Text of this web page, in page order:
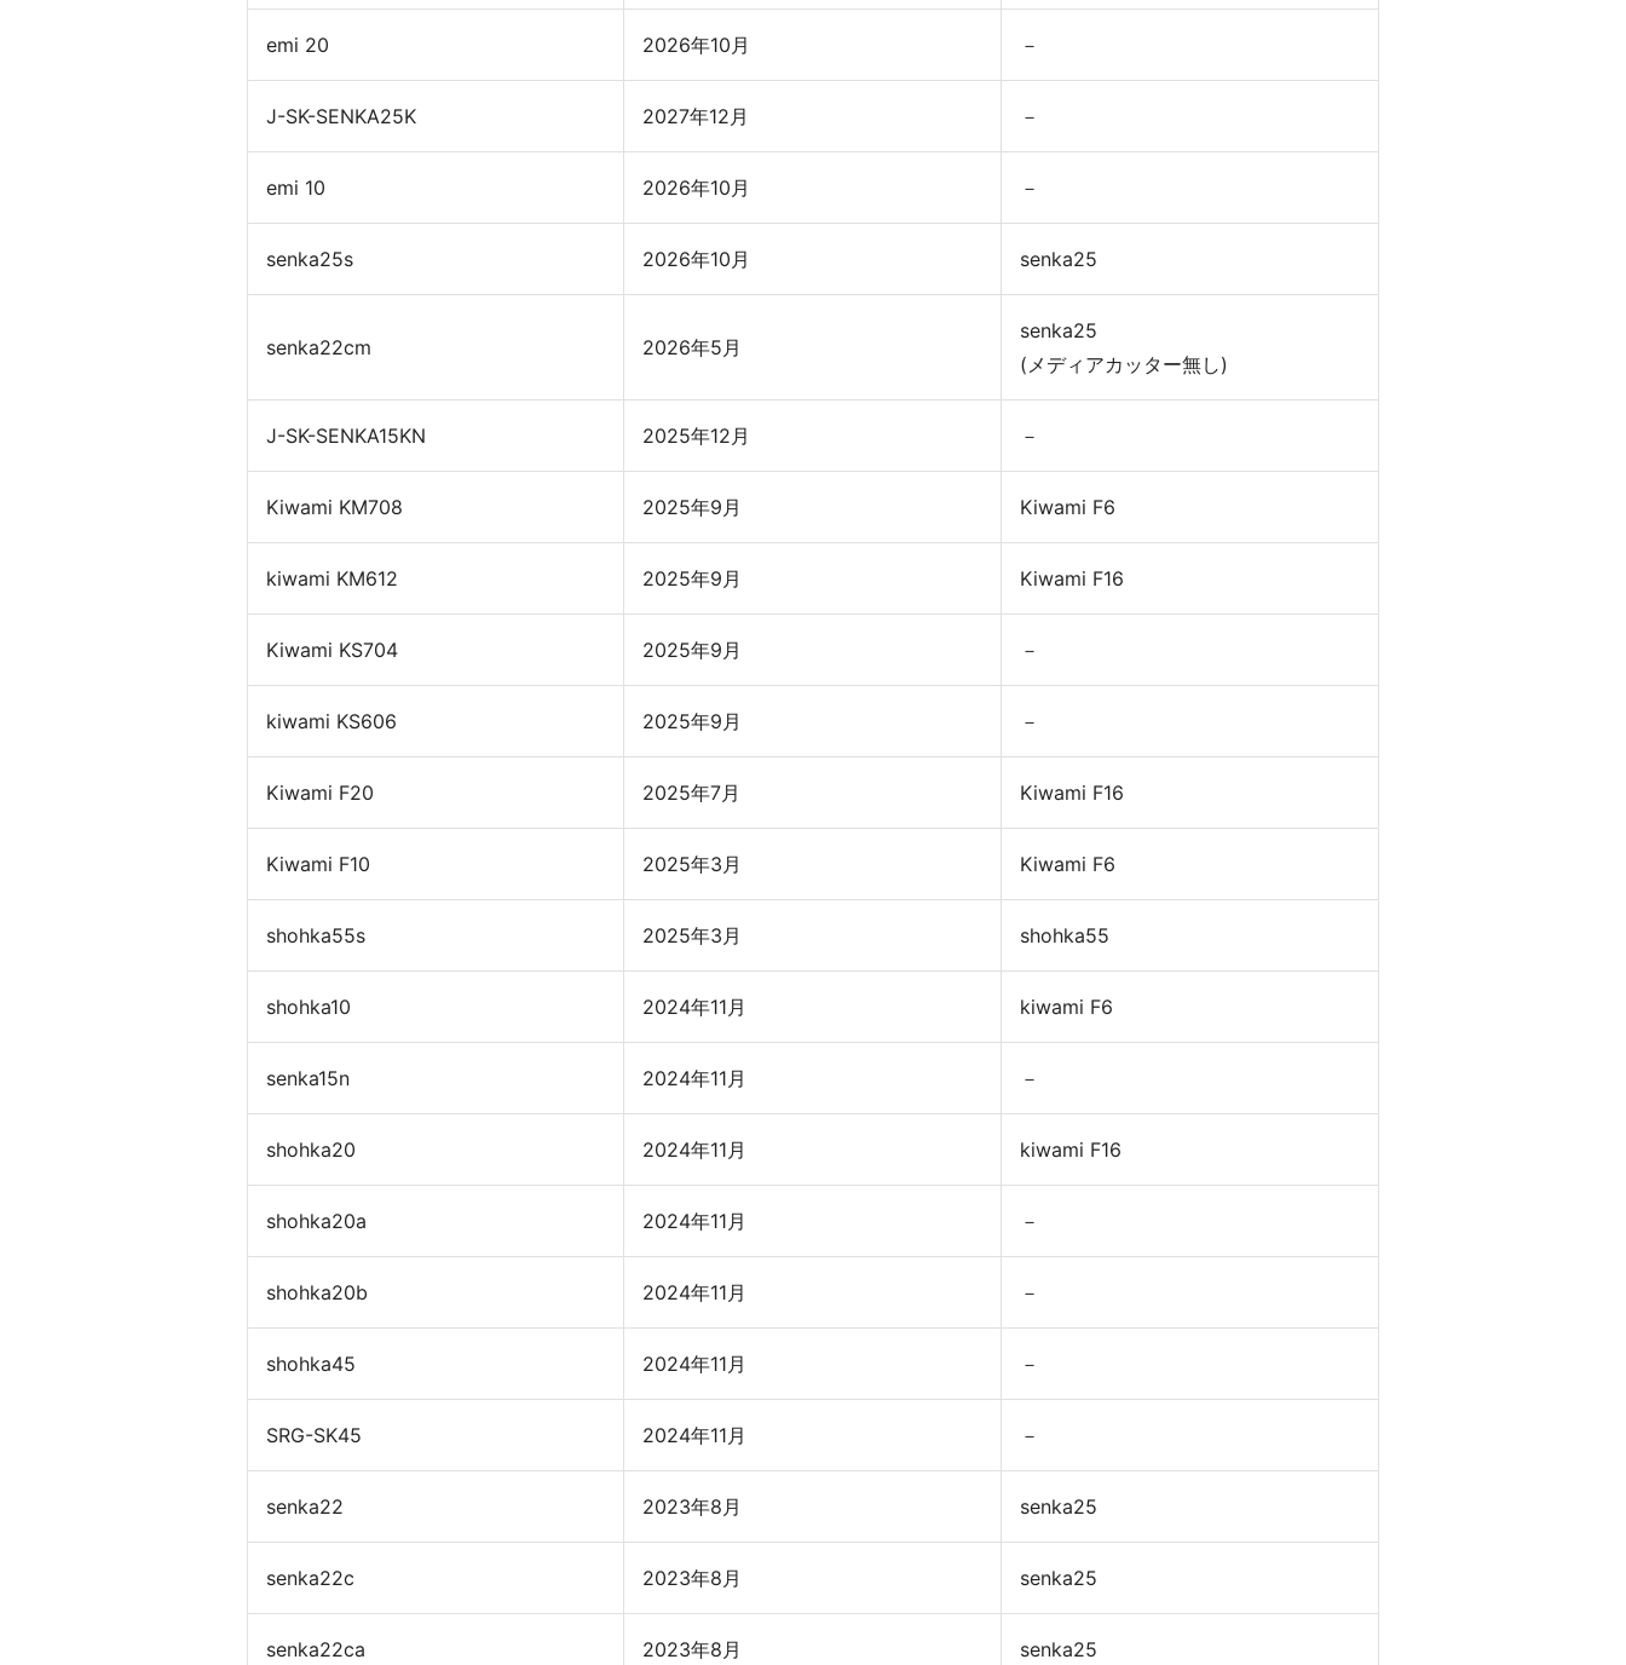
emi 20 2026年10月 －
J-SK-SENKA25K 2027年12月 －
emi 10 2026年10月 －
senka25s 2026年10月 senka25
senka22cm 2026年5月
senka25
(メディアカッター無し)
J-SK-SENKA15KN 2025年12月 －
Kiwami KM708 2025年9月 Kiwami F6
kiwami KM612 2025年9月 Kiwami F16
Kiwami KS704 2025年9月 －
kiwami KS606 2025年9月 －
Kiwami F20 2025年7月 Kiwami F16
Kiwami F10 2025年3月 Kiwami F6
shohka55s 2025年3月 shohka55
shohka10 2024年11月 kiwami F6
senka15n 2024年11月 －
shohka20 2024年11月 kiwami F16
shohka20a 2024年11月 －
shohka20b 2024年11月 －
shohka45 2024年11月 －
SRG-SK45 2024年11月 －
senka22 2023年8月 senka25
senka22c 2023年8月 senka25
senka22ca 2023年8月 senka25
ミーティングサポート
収納家具・ロッカー